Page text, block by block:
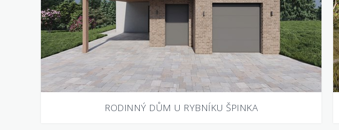
RODINNÝ DŮM U RYBNÍKU ŠPINKA